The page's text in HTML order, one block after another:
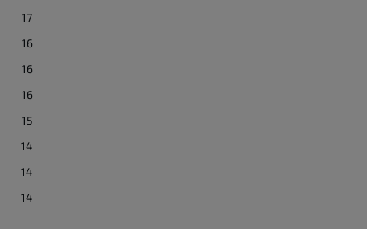
17
16
16
16
15
14
14
14